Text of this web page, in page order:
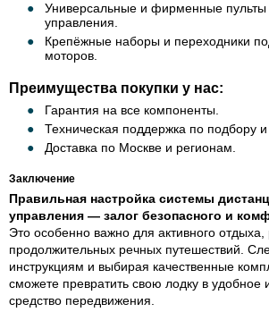
Универсальные и фирменные пульты
управления.
Крепёжные наборы и переходники
моторов.
Преимущества покупки у нас:
Гарантия на все компоненты.
Техническая поддержка по подбору и
Доставка по Москве и регионам.
Заключение
Правильная настройка системы
управления — залог безопасного и
Это особенно важно для активного
продолжительных речных путешествий.
инструкциям и выбирая качественные
сможете превратить свою лодку в удобное
средство передвижения.